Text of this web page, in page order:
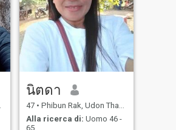
นิตดา
47 • Phibun Rak, Udon Thani, Thailandia
Alla ricerca di: Uomo 46 -
65